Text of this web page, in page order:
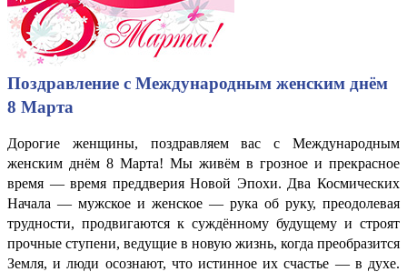
Поздравление с Международным женским днём
8 Марта
Дорогие женщины, поздравляем вас с Международным
женским днём 8 Марта! Мы живём в грозное и прекрасное
время — время преддверия Новой Эпохи. Два Космических
Начала — мужское и женское — рука об руку, преодолевая
трудности, продвигаются к суждённому будущему и строят
прочные ступени, ведущие в новую жизнь, когда преобразится
Земля, и люди осознают, что истинное их счастье — в духе.